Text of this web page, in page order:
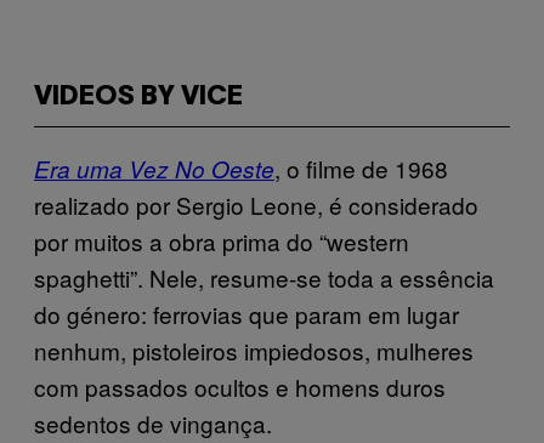
VIDEOS BY VICE
Era uma Vez No Oeste, o filme de 1968
realizado por Sergio Leone, é considerado
por muitos a obra prima do “western
spaghetti”. Nele, resume-se toda a essência
do género: ferrovias que param em lugar
nenhum, pistoleiros impiedosos, mulheres
com passados ocultos e homens duros
sedentos de vingança.